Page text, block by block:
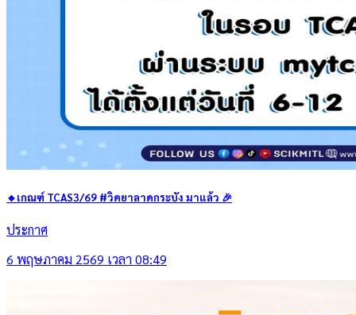
🔸เกณฑ์ TCAS3/69 #วิดยาลาดกระบัง มาแล้ว 🎉
ประกาศ
6 พฤษภาคม 2569 เวลา 08:49